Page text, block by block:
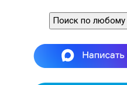
Поиск по любому